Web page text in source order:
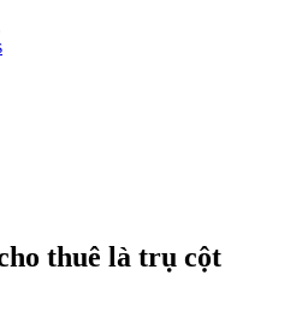
thuê là trụ cột